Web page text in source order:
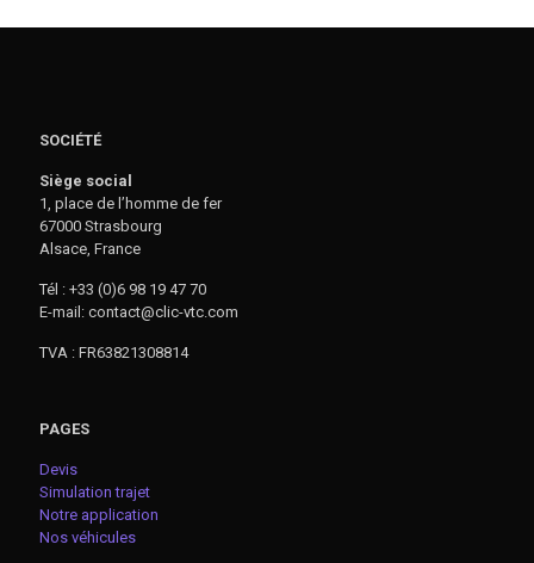
SOCIÉTÉ
Siège social
1, place de l’homme de fer
67000 Strasbourg
Alsace, France
Tél : +33 (0)6 98 19 47 70
E-mail: contact@clic-vtc.com
TVA : FR63821308814
PAGES
Devis
Simulation trajet
Notre application
Nos véhicules